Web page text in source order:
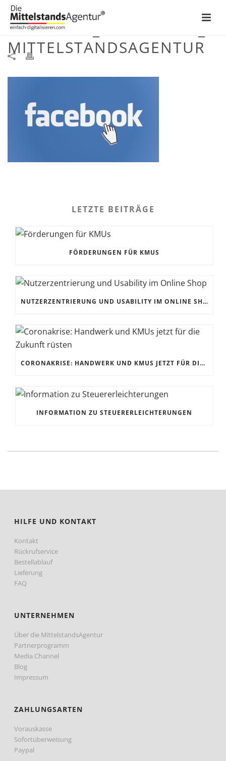
FACEBOOK_ZIELGRUPPE_
MITTELSTANDSAGENTUR
LETZTE BEITRÄGE
FÖRDERUNGEN FÜR KMUS
NUTZERZENTRIERUNG UND USABILITY IM ONLINE SHOP
CORONAKRISE: HANDWERK UND KMUS JETZT FÜR DIE ZUKUNFT RÜSTEN
INFORMATION ZU STEUERERLEICHTERUNGEN
HILFE UND KONTAKT
Kontakt
Rückrufservice
Bestellablauf
Lieferung
FAQ
UNTERNEHMEN
Über die MittelstandsAgentur
Partnerprogramm
Media Channel
Blog
Impressum
ZAHLUNGSARTEN
Vorauskasse
Sofortüberweisung
Paypal